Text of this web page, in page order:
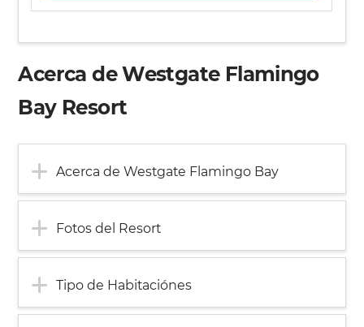
Acerca de Westgate Flamingo
Bay Resort
Acerca de Westgate Flamingo Bay
Fotos del Resort
Tipo de Habitaciónes